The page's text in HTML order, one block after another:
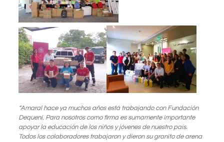
“Amaral hace ya muchos años está trabajando con Fundación
Dequení. Para nosotros como firma es sumamente importante
apoyar la educación de los niños y jóvenes de nuestro país.
Todos los colaboradores trabajaron y dieron su granito de arena